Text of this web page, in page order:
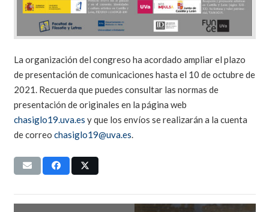
La organización del congreso ha acordado ampliar el plazo
de presentación de comunicaciones hasta el 10 de octubre de
2021. Recuerda que puedes consultar las normas de
presentación de originales en la página web
chasiglo19.uva.es y que los envíos se realizarán a la cuenta
de correo chasiglo19@uva.es.